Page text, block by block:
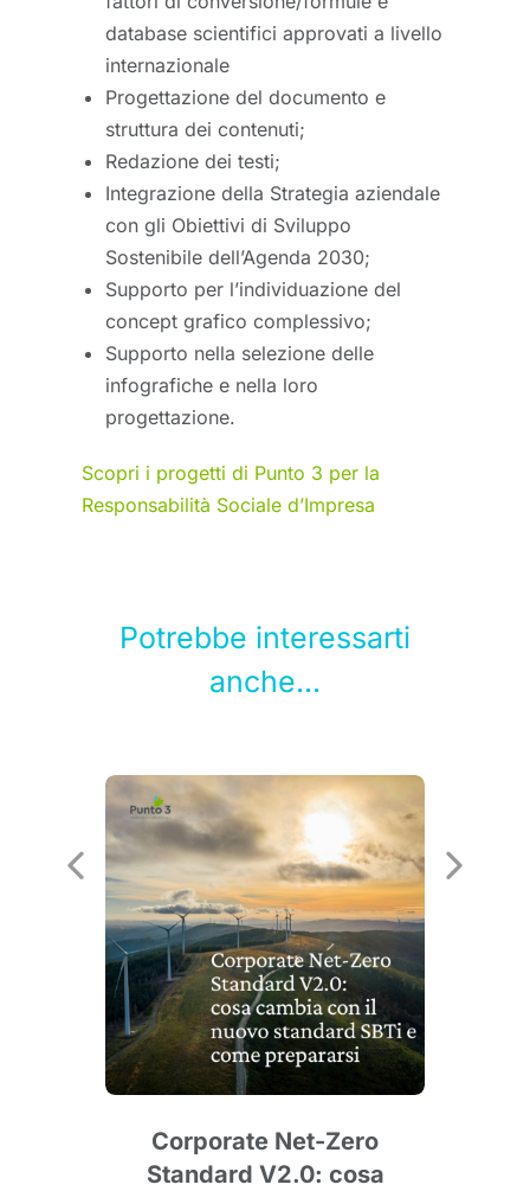
database scientifici approvati a livello
internazionale
Progettazione del documento e
struttura dei contenuti;
Redazione dei testi;
Integrazione della Strategia aziendale
con gli Obiettivi di Sviluppo
Sostenibile dell’Agenda 2030;
Supporto per l’individuazione del
concept grafico complessivo;
Supporto nella selezione delle
infografiche e nella loro
progettazione.
Scopri i progetti di Punto 3 per la
Responsabilità Sociale d’Impresa
Potrebbe interessarti
anche...
Corporate Net-Zero
Standard V2.0: cosa